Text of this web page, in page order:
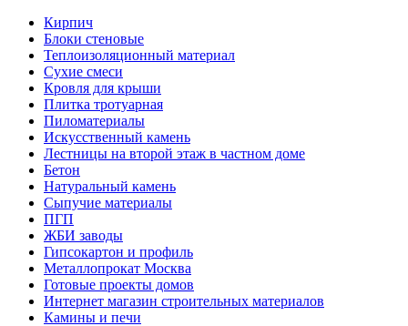
Кирпич
Блоки стеновые
Теплоизоляционный материал
Сухие смеси
Кровля для крыши
Плитка тротуарная
Пиломатериалы
Искусственный камень
Лестницы на второй этаж в частном доме
Бетон
Натуральный камень
Сыпучие материалы
ПГП
ЖБИ заводы
Гипсокартон и профиль
Металлопрокат Москва
Готовые проекты домов
Интернет магазин строительных материалов
Камины и печи